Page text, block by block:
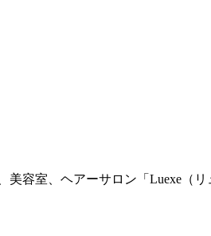
容室、ヘアーサロン「Luexe（